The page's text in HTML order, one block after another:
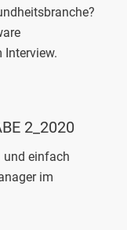
Interview.
2_2020
und einfach
im